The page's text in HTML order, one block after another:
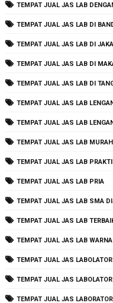
TEMPAT JUAL JAS LAB
TEMPAT JUAL JAS LAB DI
TEMPAT JUAL JAS LAB DI
TEMPAT JUAL JAS LAB DI
TEMPAT JUAL JAS LAB DI
TEMPAT JUAL JAS LAB
TEMPAT JUAL JAS LAB
TEMPAT JUAL JAS LAB MURAH
TEMPAT JUAL JAS LAB
TEMPAT JUAL JAS LAB PRIA
TEMPAT JUAL JAS LAB SMA
TEMPAT JUAL JAS LAB
TEMPAT JUAL JAS LAB
TEMPAT JUAL JAS
TEMPAT JUAL JAS
TEMPAT JUAL JAS